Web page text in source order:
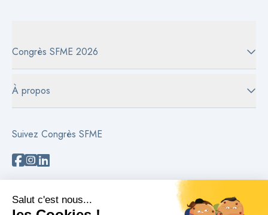
Congrès SFME 2026
À propos
Suivez Congrès SFME
Besoin d'aide ?